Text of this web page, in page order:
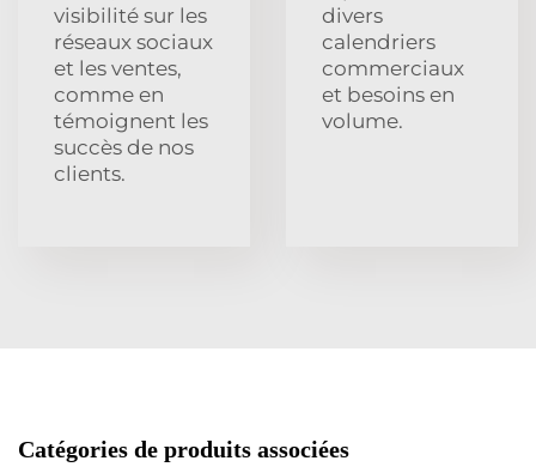
visibilité sur les
réseaux sociaux
et les ventes,
comme en
témoignent les
succès de nos
clients.
divers
calendriers
commerciaux
et besoins en
volume.
Catégories de produits associées